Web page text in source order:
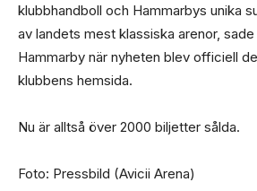
klubbhandboll och Hammarbys unika
av landets mest klassiska arenor,
Hammarby när nyheten blev officiell
klubbens hemsida.
Nu är alltså över 2000 biljetter sålda.
Foto: Pressbild (Avicii Arena)